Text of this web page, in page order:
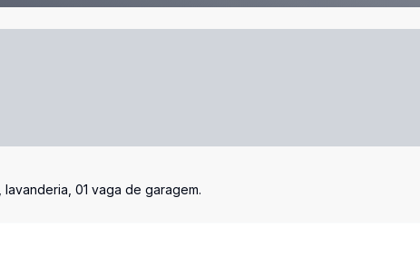
01 vaga de garagem.